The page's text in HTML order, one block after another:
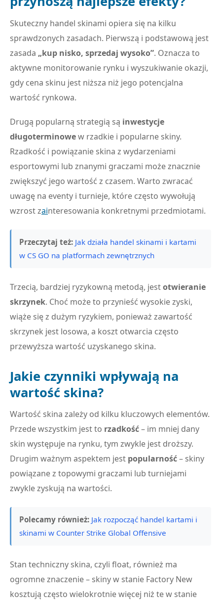
Skuteczny handel skinami opiera się na kilku
sprawdzonych zasadach. Pierwszą i podstawową jest
zasada „kup nisko, sprzedaj wysoko”. Oznacza to
aktywne monitorowanie rynku i wyszukiwanie okazji,
gdy cena skinu jest niższa niż jego potencjalna
wartość rynkowa.
Drugą popularną strategią są inwestycje
długoterminowew rzadkie i popularne skiny.
Rzadkość i powiązanie skina z wydarzeniami
esportowymi lub znanymi graczami może znacznie
zwiększyć jego wartość z czasem. Warto zwracać
uwagę na eventy i turnieje, które często wywołują
wzrost zainteresowania konkretnymi przedmiotami.
Przeczytaj też: Jak działa handel skinami i kartami
w CS GO na platformach zewnętrznych
Trzecią, bardziej ryzykowną metodą, jestotwieranie
skrzynek. Choć może to przynieść wysokie zyski,
wiąże się z dużym ryzykiem, ponieważ zawartość
skrzynek jest losowa, a koszt otwarcia często
przewyższa wartość uzyskanego skina.
Jakie czynniki wpływają na
wartość skina?
Wartość skina zależy od kilku kluczowych elementów.
Przede wszystkim jest to rzadkość– im mniej dany
skin występuje na rynku, tym zwykle jest droższy.
Drugim ważnym aspektem jest popularność– skiny
powiązane z topowymi graczami lub turniejami
zwykle zyskują na wartości.
Polecamy również: Jak rozpocząć handel kartami i
skinami w Counter Strike Global Offensive
Stan techniczny skina, czyli float, również ma
ogromne znaczenie – skiny w stanie Factory New
kosztują często wielokrotnie więcej niż te w stanie